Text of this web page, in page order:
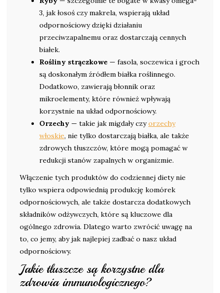
3, jak łosoś czy makrela, wspierają układ
odpornościowy dzięki działaniu
przeciwzapalnemu oraz dostarczają cennych
białek.
Rośliny strączkowe — fasola, soczewica i groch
są doskonałym źródłem białka roślinnego.
Dodatkowo, zawierają błonnik oraz
mikroelementy, które również wpływają
korzystnie na układ odpornościowy.
Orzechy — takie jak migdały czyorzechy
włoskie, nie tylko dostarczają białka, ale także
zdrowych tłuszczów, które mogą pomagać w
redukcji stanów zapalnych w organizmie.
Włączenie tych produktów do codziennej diety nie
tylko wspiera odpowiednią produkcję komórek
odpornościowych, ale także dostarcza dodatkowych
składników odżywczych, które są kluczowe dla
ogólnego zdrowia. Dlatego warto zwrócić uwagę na
to, co jemy, aby jak najlepiej zadbać o nasz układ
odpornościowy.
Jakie tłuszcze są korzystne dla
zdrowia immunologicznego?